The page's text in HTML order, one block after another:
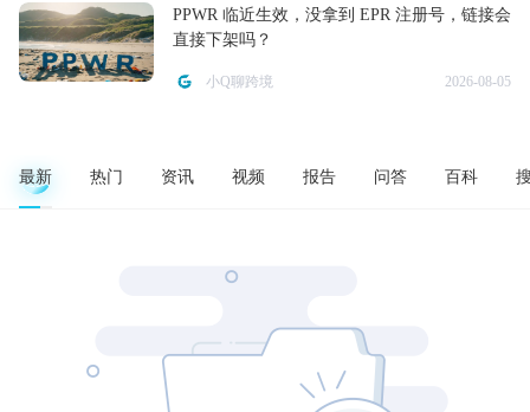
PPWR 临近生效，没拿到 EPR 注册号，链接会
直接下架吗？
小Q聊跨境 2026-08-05
最新 热门 资讯 视频 报告 问答 百科